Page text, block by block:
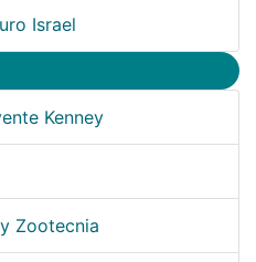
Israel
Kenney
Zootecnia